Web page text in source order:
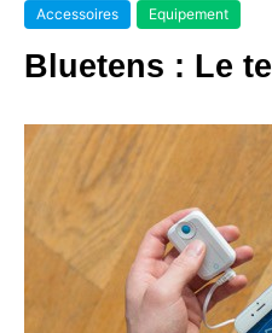
Accessoires Equipement
Bluetens : Le